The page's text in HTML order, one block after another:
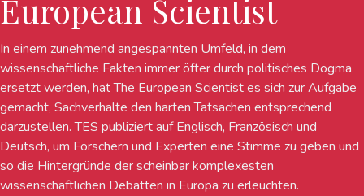
European Scientist
In einem zunehmend angespannten Umfeld, in dem
wissenschaftliche Fakten immer öfter durch politisches Dogma
ersetzt werden, hat The European Scientist es sich zur Aufgabe
gemacht, Sachverhalte den harten Tatsachen entsprechend
darzustellen. TES publiziert auf Englisch, Französisch und
Deutsch, um Forschern und Experten eine Stimme zu geben und
so die Hintergründe der scheinbar komplexesten
wissenschaftlichen Debatten in Europa zu erleuchten.